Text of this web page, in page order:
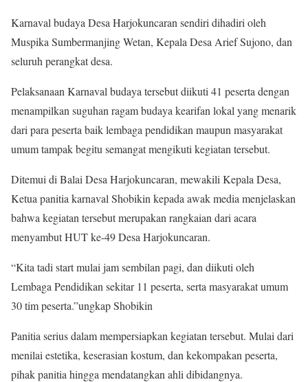
Karnaval budaya Desa Harjokuncaran sendiri dihadiri oleh
Muspika Sumbermanjing Wetan, Kepala Desa Arief Sujono, dan
seluruh perangkat desa.
Pelaksanaan Karnaval budaya tersebut diikuti 41 peserta dengan
menampilkan suguhan ragam budaya kearifan lokal yang menarik
dari para peserta baik lembaga pendidikan maupun masyarakat
umum tampak begitu semangat mengikuti kegiatan tersebut.
Ditemui di Balai Desa Harjokuncaran, mewakili Kepala Desa,
Ketua panitia karnaval Shobikin kepada awak media menjelaskan
bahwa kegiatan tersebut merupakan rangkaian dari acara
menyambut HUT ke-49 Desa Harjokuncaran.
“Kita tadi start mulai jam sembilan pagi, dan diikuti oleh
Lembaga Pendidikan sekitar 11 peserta, serta masyarakat umum
30 tim peserta.”ungkap Shobikin
Panitia serius dalam mempersiapkan kegiatan tersebut. Mulai dari
menilai estetika, keserasian kostum, dan kekompakan peserta,
pihak panitia hingga mendatangkan ahli dibidangnya.